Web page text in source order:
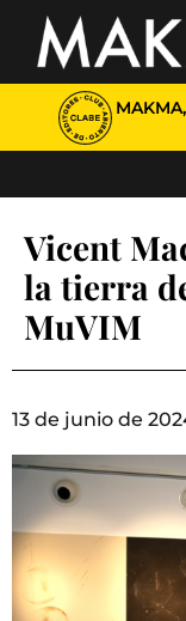
Vicent
la tierra
MuVIM
13 de junio de